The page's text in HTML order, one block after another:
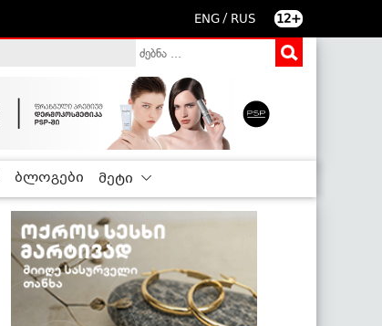
ENG / RUS 12+
ბლოგები მეტი